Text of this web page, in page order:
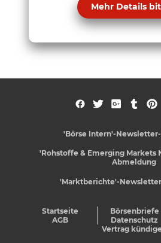
Mehr Details
'Börse Intern'-
'Rohstoffe & Emerging Markets
Abmeldung
'Marktberichte'-
Startseite Börsenbriefe
AGB
Datenschutz
Vertrag